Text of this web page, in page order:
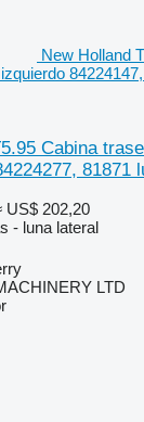
New Holland
Cabina
81871
US$ 202,20
- luna lateral
LTD